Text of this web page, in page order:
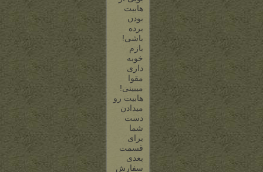
هابیت
بودن
برده
باشی!
بازم
خوبه
داری
مقوا
میبینی!
هابیت رو
میدادن
دست
شما
برای
قسمت
بعدی
سفارش